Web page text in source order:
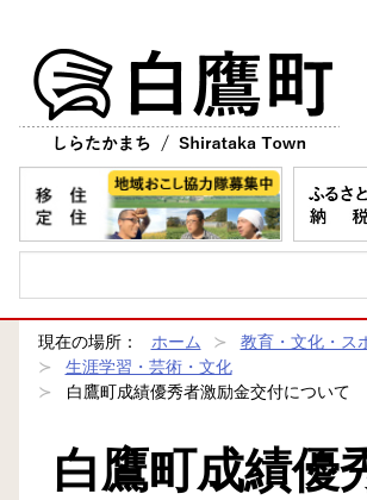
現在の場所： ホーム
教育・文化・ス
生涯学習・芸術・文化
白鷹町成績優秀者激励金交付について
白鷹町成績優